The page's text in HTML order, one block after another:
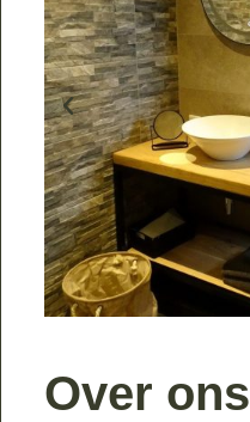
Over ons